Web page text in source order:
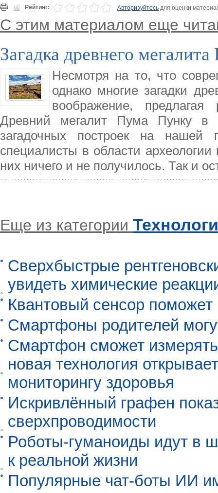
Рейтинг: Авторизуйтесьдля оценки
С этим материалом еще
Загадка древнего
Несмотря на то, что
однако многие загадки
воображение,
Древний мегалит Пума Пунку в
загадочных построек на нашей
специалисты в области археологии
них ничего и не получилось. Так и
Еще из категории
Сверхбыстрые
увидеть химические
Квантовый сенсор
Смартфоны родителей
Смартфон сможет
новая технология
мониторингу здоровья
Искривлённый графен
сверхпроводимости
Роботы-гуманоиды идут в
к реальной жизни
Популярные чат-боты ИИ